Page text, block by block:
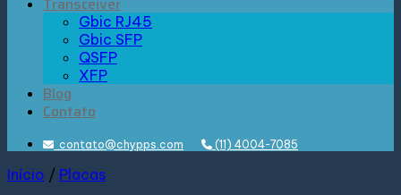
Gbic RJ45
Gbic SFP
QSFP
XFP
Blog
Contato
contato@chypps.com (11) 4004-7085
Início / Placas